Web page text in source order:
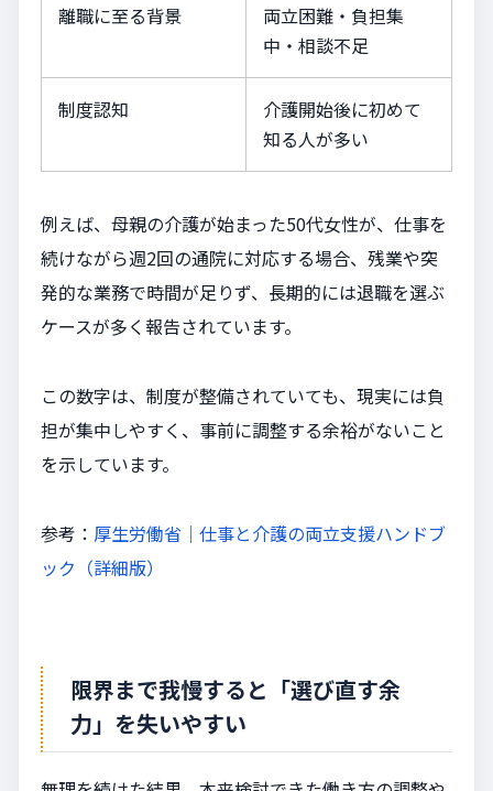
離職に至る背景
両立困難・負担集
中・相談不足
制度認知
介護開始後に初めて
知る人が多い
例えば、母親の介護が始まった50代女性が、仕事を
続けながら週2回の通院に対応する場合、残業や突
発的な業務で時間が足りず、長期的には退職を選ぶ
ケースが多く報告されています。
この数字は、制度が整備されていても、現実には負
担が集中しやすく、事前に調整する余裕がないこと
を示しています。
参考： 厚生労働省｜仕事と介護の両立支援ハンドブ
ック（詳細版）
限界まで我慢すると「選び直す余
力」を失いやすい